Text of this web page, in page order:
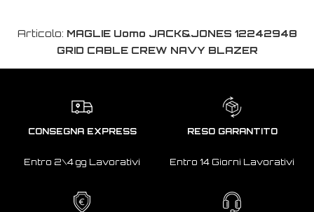
Articolo: MAGLIE Uomo JACK&JONES 12242948
GRID CABLE CREW NAVY BLAZER
CONSEGNA EXPRESS
Entro 2\4 gg Lavorativi
RESO GARANTITO
Entro 14 Giorni Lavorativi